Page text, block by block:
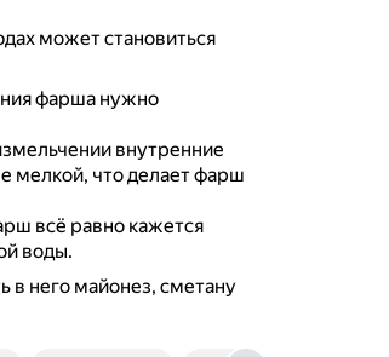
может становиться
фарша нужно
внутренние
мелкой, что делает фарш
всё равно кажется
воды.
него майонез, сметану